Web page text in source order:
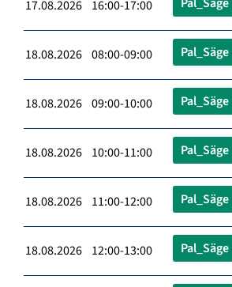
17.08.2026 16:00-17:00
18.08.2026 08:00-09:00 Pal_Säge
18.08.2026 09:00-10:00 Pal_Säge
18.08.2026 10:00-11:00 Pal_Säge
18.08.2026 11:00-12:00 Pal_Säge
18.08.2026 12:00-13:00 Pal_Säge